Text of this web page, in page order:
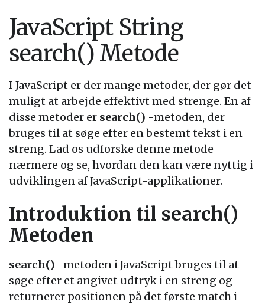
JavaScript String
search() Metode
I JavaScript er der mange metoder, der gør det
muligt at arbejde effektivt med strenge. En af
disse metoder er search() -metoden, der
bruges til at søge efter en bestemt tekst i en
streng. Lad os udforske denne metode
nærmere og se, hvordan den kan være nyttig i
udviklingen af JavaScript-applikationer.
Introduktion til search()
Metoden
search() -metoden i JavaScript bruges til at
søge efter et angivet udtryk i en streng og
returnerer positionen på det første match i